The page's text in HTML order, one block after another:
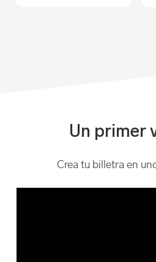
Un primer
Crea tu billetra en